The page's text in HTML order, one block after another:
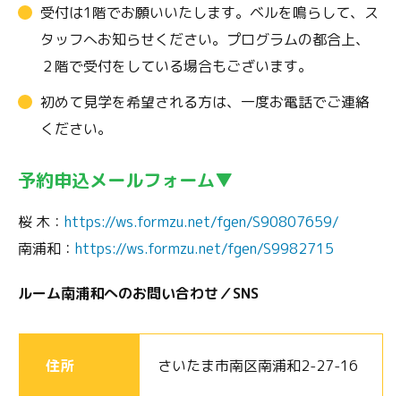
受付は1階でお願いいたします。ベルを鳴らして、ス
タッフへお知らせください。プログラムの都合上、
２階で受付をしている場合もございます。
初めて見学を希望される方は、一度お電話でご連絡
ください。
予約申込メールフォーム▼
桜 木： https://ws.formzu.net/fgen/S90807659/
南浦和： https://ws.formzu.net/fgen/S9982715
ルーム南浦和へのお問い合わせ／SNS
住所 さいたま市南区南浦和2-27-16